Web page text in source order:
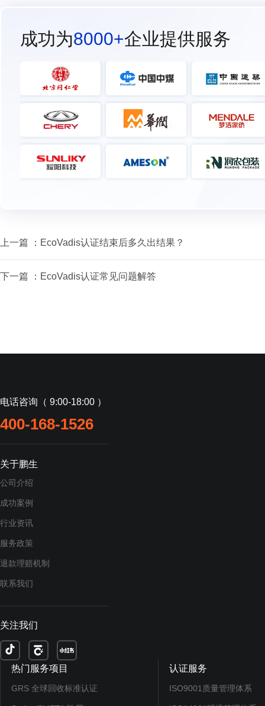
成功为8000+企业提供服务
上一篇 ： EcoVadis认证结束后多久出结果？
下一篇 ： EcoVadis认证常见问题解答
电话咨询（ 9:00-18:00 ）
400-168-1526
关于鹏生
公司介绍
成功案例
行业资讯
服务政策
退款理赔机制
联系我们
关注我们
热门服务项目
GRS 全球回收标准认证
认证服务
ISO9001质量管理体系